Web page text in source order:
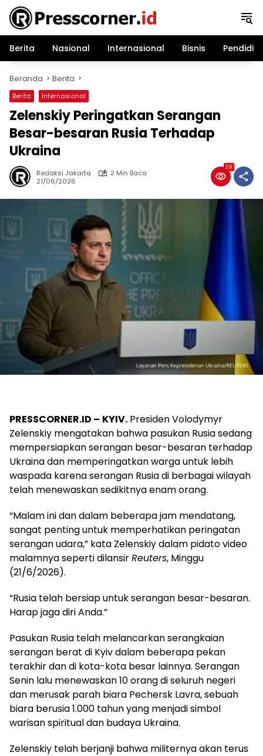
Langsung
konten
Berita
Nasional Internasional Bisnis
Beranda Berita
Berita Internasional
Zelenskiy Peringatkan Serangan
Besar-besaran Rusia Terhadap
Ukraina
Redaksi Jakarta
2 Min Baca
21/06/2026
29
PRESSCORNER.ID – KYIV. Presiden Volodymyr
Zelenskiy mengatakan bahwa pasukan Rusia sedang
mempersiapkan serangan besar-besaran terhadap
Ukraina dan memperingatkan warga untuk lebih
waspada karena serangan Rusia di berbagai wilayah
telah menewaskan sedikitnya enam orang.
“Malam ini dan dalam beberapa jam mendatang,
sangat penting untuk memperhatikan peringatan
serangan udara,” kata Zelenskiy dalam pidato video
malamnya seperti dilansirReuters, Minggu
(21/6/2026).
“Rusia telah bersiap untuk serangan besar-besaran.
Harap jaga diri Anda.”
Pasukan Rusia telah melancarkan serangkaian
serangan berat di Kyiv dalam beberapa pekan
terakhir dan di kota-kota besar lainnya. Serangan
Senin lalu menewaskan 10 orang di seluruh negeri
dan merusak parah biara Pechersk Lavra, sebuah
biara berusia 1.000 tahun yang menjadi simbol
warisan spiritual dan budaya Ukraina.
Zelenskiy telah berjanji bahwa militernya akan terus